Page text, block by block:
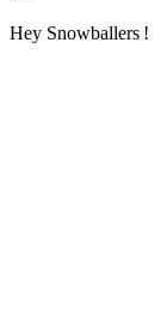
Hey Snowballers !